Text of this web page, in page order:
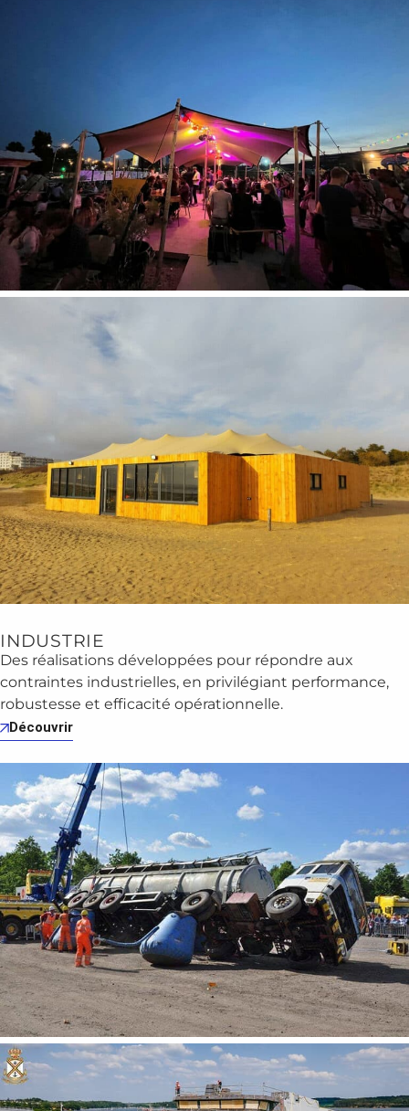
INDUSTRIE
Des réalisations développées pour répondre aux
contraintes industrielles, en privilégiant performance,
robustesse et efficacité opérationnelle.
Découvrir